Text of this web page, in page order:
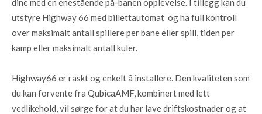
dine med en enestående på-banen opplevelse. I tillegg kan du
utstyre Highway 66 med billettautomat og ha full kontroll
over maksimalt antall spillere per bane eller spill, tiden per
kamp eller maksimalt antall kuler.
Highway66 er raskt og enkelt å installere. Den kvaliteten som
du kan forvente fra QubicaAMF, kombinert med lett
vedlikehold, vil sørge for at du har lave driftskostnader og at